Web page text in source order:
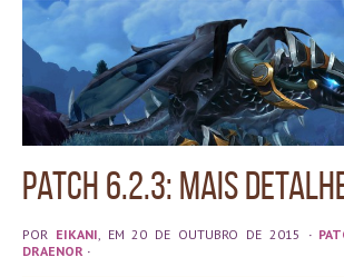
Patch 6.2.3: mais
POR EIKANI , EM 20 DE OUTUBRO DE 2015 ·
DRAENOR ·